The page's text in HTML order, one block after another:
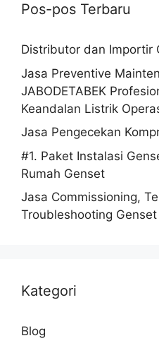
Pos-pos Terbaru
Distributor dan Importir
Jasa Preventive
JABODETABEK
Keandalan Listrik
Jasa Pengecekan
#1. Paket Instalasi
Rumah Genset
Jasa Commissioning,
Troubleshooting Genset
Kategori
Blog